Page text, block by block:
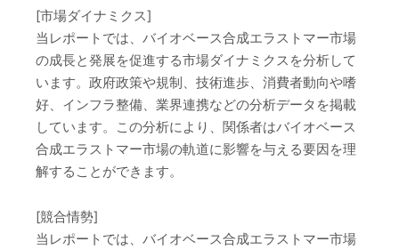
[市場ダイナミクス]
当レポートでは、バイオベース合成エラストマー市場
の成長と発展を促進する市場ダイナミクスを分析して
います。政府政策や規制、技術進歩、消費者動向や嗜
好、インフラ整備、業界連携などの分析データを掲載
しています。この分析により、関係者はバイオベース
合成エラストマー市場の軌道に影響を与える要因を理
解することができます。
[競合情勢]
当レポートでは、バイオベース合成エラストマー市場